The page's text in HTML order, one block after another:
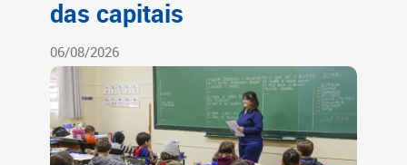
das capitais
06/08/2026